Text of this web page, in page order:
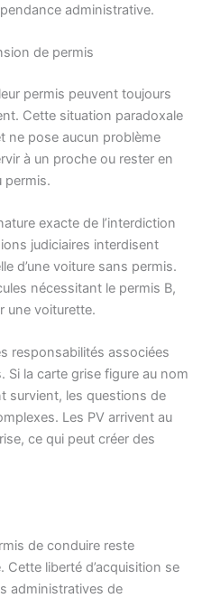
administrative.
de permis
permis peuvent toujours
Cette situation paradoxale
ne pose aucun problème
à un proche ou rester en
permis.
exacte de l’interdiction
judiciaires interdisent
d’une voiture sans permis.
nécessitant le permis B,
une voiturette.
responsabilités associées
la carte grise figure au nom
survient, les questions de
Les PV arrivent au
ce qui peut créer des
de conduire reste
liberté d’acquisition se
administratives de